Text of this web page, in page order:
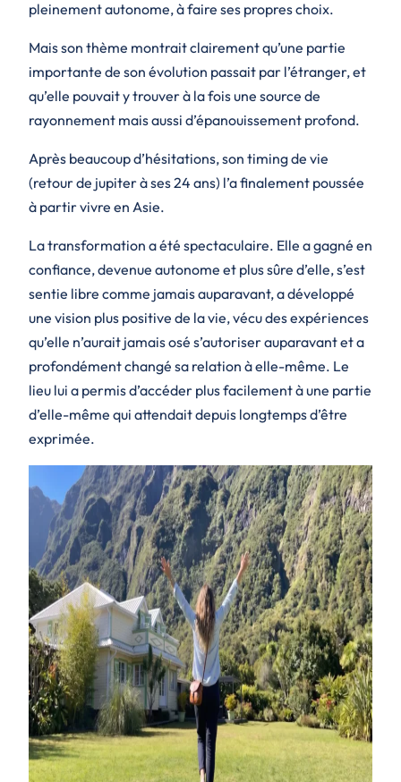
pleinement autonome, à faire ses propres choix.
Mais son thème montrait clairement qu’une partie
importante de son évolution passait par l’étranger, et
qu’elle pouvait y trouver à la fois une source de
rayonnement mais aussi d’épanouissement profond.
Après beaucoup d’hésitations, son timing de vie
(retour de jupiter à ses 24 ans) l’a finalement poussée
à partir vivre en Asie.
La transformation a été spectaculaire. Elle a gagné en
confiance, devenue autonome et plus sûre d’elle, s’est
sentie libre comme jamais auparavant, a développé
une vision plus positive de la vie, vécu des expériences
qu’elle n’aurait jamais osé s’autoriser auparavant et a
profondément changé sa relation à elle-même. Le
lieu lui a permis d’accéder plus facilement à une partie
d’elle-même qui attendait depuis longtemps d’être
exprimée.